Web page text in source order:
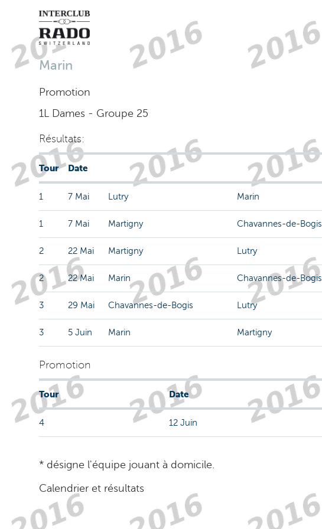
Marin
Promotion
1L Dames - Groupe 25
Résultats:
Tour Date
1 7 Mai Lutry Marin
1 7 Mai Martigny Chavannes-de-Bogis
2 22 Mai Martigny Lutry
2 22 Mai Marin Chavannes-de-Bogis
3 29 Mai Chavannes-de-Bogis Lutry
3 5 Juin Marin Martigny
Promotion
Tour Date
4 12 Juin
* désigne l'équipe jouant à domicile.
Calendrier et résultats